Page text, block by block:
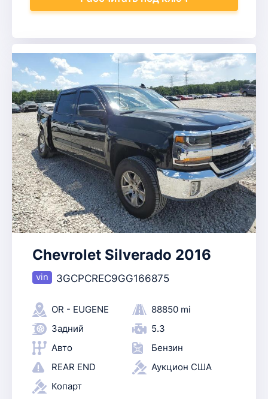
Chevrolet Silverado 2016
3GCPCREC9GG166875
OR - EUGENE
88850 mi
Задний
5.3
Авто
Бензин
REAR END
Аукцион США
Копарт